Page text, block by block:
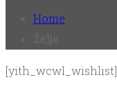
Home
[yith_wcwl_wishlist]